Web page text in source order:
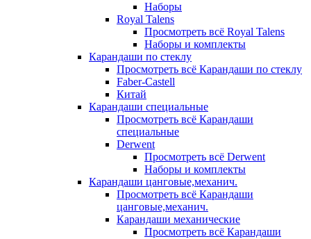
Наборы
Royal Talens
Просмотреть всё Royal Talens
Наборы и комплекты
Карандаши по стеклу
Просмотреть всё Карандаши по стеклу
Faber-Castell
Китай
Карандаши специальные
Просмотреть всё Карандаши
специальные
Derwent
Просмотреть всё Derwent
Наборы и комплекты
Карандаши цанговые,механич.
Просмотреть всё Карандаши
цанговые,механич.
Карандаши механические
Просмотреть всё Карандаши